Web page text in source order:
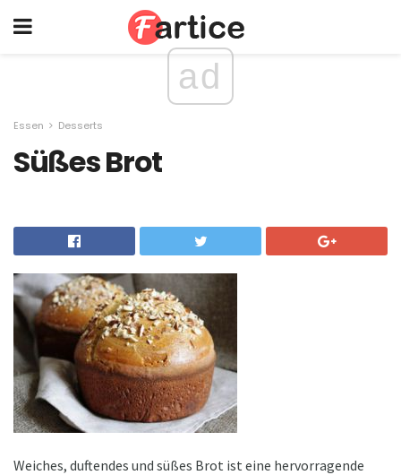
ad
Essen Desserts
Süßes Brot
Weiches, duftendes und süßes Brot ist eine hervorragende